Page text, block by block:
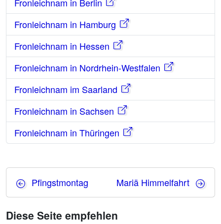
Fronleichnam in Hamburg
Fronleichnam in Hessen
Fronleichnam in Nordrhein-Westfalen
Fronleichnam im Saarland
Fronleichnam in Sachsen
Fronleichnam in Thüringen
Pfingstmontag Mariä Himmelfahrt
Diese Seite empfehlen